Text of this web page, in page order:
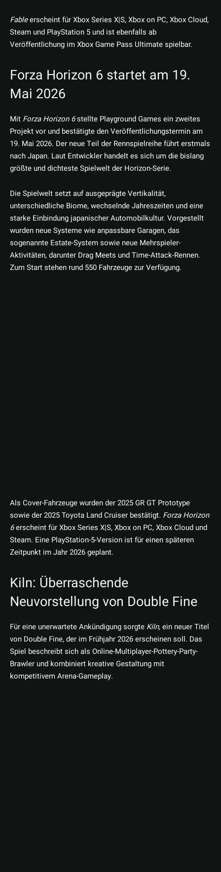
Fableerscheint für Xbox Series X|S, Xbox on PC, Xbox Cloud,
Steam und PlayStation 5 und ist ebenfalls ab
Veröffentlichung im Xbox Game Pass Ultimate spielbar.
Forza Horizon 6 startet am 19.
Mai 2026
Mit Forza Horizon 6stellte Playground Games ein zweites
Projekt vor und bestätigte den Veröffentlichungstermin am
19. Mai 2026. Der neue Teil der Rennspielreihe führt erstmals
nach Japan. Laut Entwickler handelt es sich um die bislang
größte und dichteste Spielwelt der Horizon-Serie.
Die Spielwelt setzt auf ausgeprägte Vertikalität,
unterschiedliche Biome, wechselnde Jahreszeiten und eine
starke Einbindung japanischer Automobilkultur. Vorgestellt
wurden neue Systeme wie anpassbare Garagen, das
sogenannte Estate-System sowie neue Mehrspieler-
Aktivitäten, darunter Drag Meets und Time-Attack-Rennen.
Zum Start stehen rund 550 Fahrzeuge zur Verfügung.
Als Cover-Fahrzeuge wurden der 2025 GR GT Prototype
sowie der 2025 Toyota Land Cruiser bestätigt. Forza Horizon
6erscheint für Xbox Series X|S, Xbox on PC, Xbox Cloud und
Steam. Eine PlayStation-5-Version ist für einen späteren
Zeitpunkt im Jahr 2026 geplant.
Kiln: Überraschende
Neuvorstellung von Double Fine
Für eine unerwartete Ankündigung sorgte Kiln, ein neuer Titel
von Double Fine, der im Frühjahr 2026 erscheinen soll. Das
Spiel beschreibt sich als Online-Multiplayer-Pottery-Party-
Brawler und kombiniert kreative Gestaltung mit
kompetitivem Arena-Gameplay.